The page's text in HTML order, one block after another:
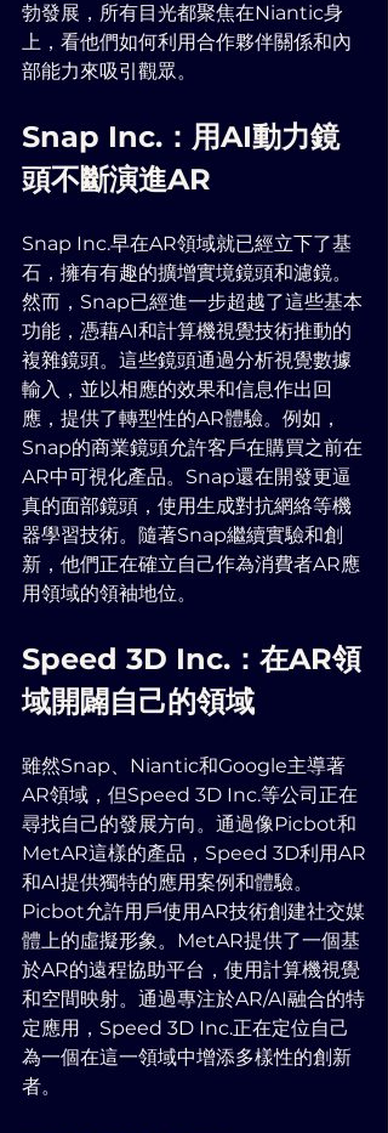
勃發展，所有目光都聚焦在Niantic身
上，看他們如何利用合作夥伴關係和內
部能力來吸引觀眾。
Snap Inc.：用AI動力鏡
頭不斷演進AR
Snap Inc.早在AR領域就已經立下了基
石，擁有有趣的擴增實境鏡頭和濾鏡。
然而，Snap已經進一步超越了這些基本
功能，憑藉AI和計算機視覺技術推動的
複雜鏡頭。這些鏡頭通過分析視覺數據
輸入，並以相應的效果和信息作出回
應，提供了轉型性的AR體驗。例如，
Snap的商業鏡頭允許客戶在購買之前在
AR中可視化產品。Snap還在開發更逼
真的面部鏡頭，使用生成對抗網絡等機
器學習技術。隨著Snap繼續實驗和創
新，他們正在確立自己作為消費者AR應
用領域的領袖地位。
Speed 3D Inc.：在AR領
域開闢自己的領域
雖然Snap、Niantic和Google主導著
AR領域，但Speed 3D Inc.等公司正在
尋找自己的發展方向。通過像Picbot和
MetAR這樣的產品，Speed 3D利用AR
和AI提供獨特的應用案例和體驗。
Picbot允許用戶使用AR技術創建社交媒
體上的虛擬形象。MetAR提供了一個基
於AR的遠程協助平台，使用計算機視覺
和空間映射。通過專注於AR/AI融合的特
定應用，Speed 3D Inc.正在定位自己
為一個在這一領域中增添多樣性的創新
者。